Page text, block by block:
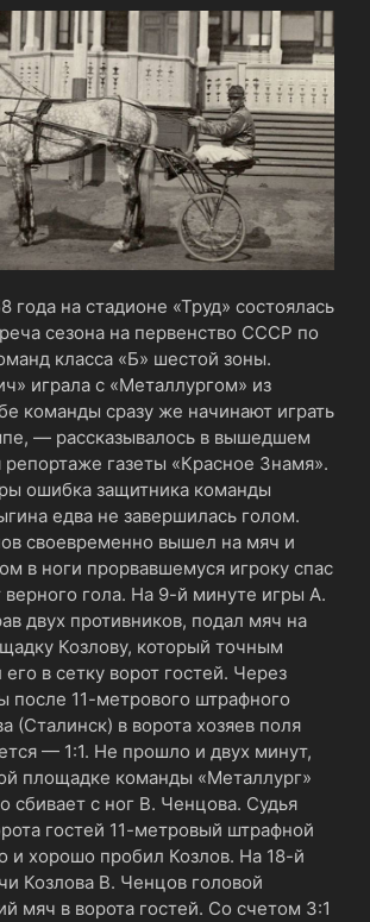
года на стадионе «Труд» состоялась
сезона на первенство СССР по
класса «Б» шестой зоны.
играла с «Металлургом» из
команды сразу же начинают играть
— рассказывалось в вышедшем
репортаже газеты «Красное Знамя».
ошибка защитника команды
едва не завершилась голом.
своевременно вышел на мяч и
в ноги прорвавшемуся игроку спас
верного гола. На 9-й минуте игры А.
двух противников, подал мяч на
Козлову, который точным
в сетку ворот гостей. Через
после 11-метрового штрафного
(Сталинск) в ворота хозяев поля
— 1:1. Не прошло и двух минут,
площадке команды «Металлург»
сбивает с ног В. Ченцова. Судья
гостей 11-метровый штрафной
и хорошо пробил Козлов. На 18-й
Козлова В. Ченцов головой
мяч в ворота гостей. Со счетом 3:1